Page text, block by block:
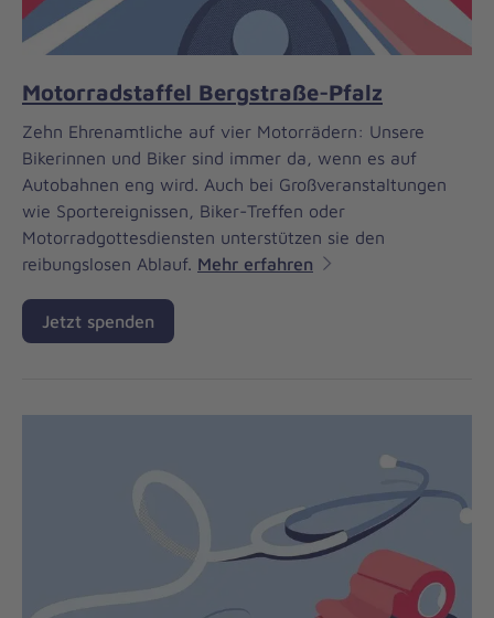
Motorradstaffel Bergstraße-Pfalz
Zehn Ehrenamtliche auf vier Motorrädern: Unsere
Bikerinnen und Biker sind immer da, wenn es auf
Autobahnen eng wird. Auch bei Großveranstaltungen
wie Sportereignissen, Biker-Treffen oder
Motorradgottesdiensten unterstützen sie den
reibungslosen Ablauf. Mehr erfahren
Jetzt spenden